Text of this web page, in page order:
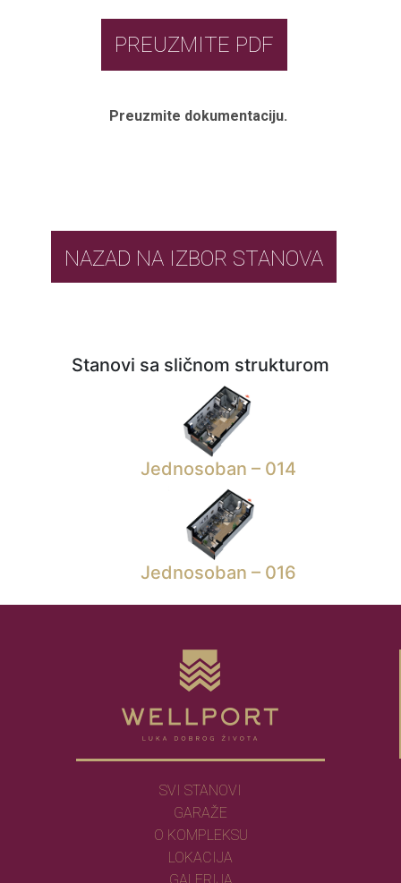
PREUZMITE PDF
Preuzmite dokumentaciju.
NAZAD NA IZBOR STANOVA
Stanovi sa sličnom strukturom
Jednosoban – 014
Jednosoban – 016
SVI STANOVI
GARAŽE
O KOMPLEKSU
LOKACIJA